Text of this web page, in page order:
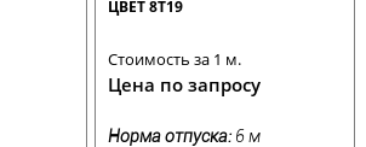
ЦВЕТ 8T19
Стоимость за 1 м.
Цена по запросу
Норма отпуска: 6 м